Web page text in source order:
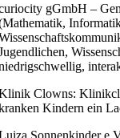
gGmbH –
Clowns:
Kindern ein
Sonnenkinder